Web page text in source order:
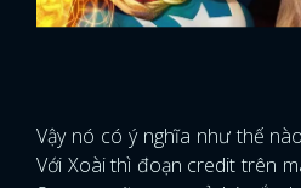
Vậy nó có ý nghĩa như thế
Với Xoài thì đoạn credit trên